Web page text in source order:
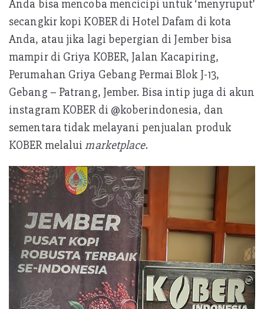
Anda bisa mencoba mencicipi untuk ‘menyruput’
secangkir kopi KOBER di Hotel Dafam di kota
Anda, atau jika lagi bepergian di Jember bisa
mampir di Griya KOBER, Jalan Kacapiring,
Perumahan Griya Gebang Permai Blok J-13,
Gebang – Patrang, Jember. Bisa intip juga di akun
instagram KOBER di @koberindonesia, dan
sementara tidak melayani penjualan produk
KOBER melaluimarketplace.